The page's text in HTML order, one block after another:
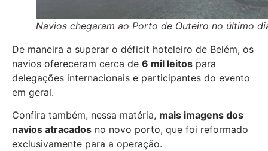
Navios chegaram ao Porto de Outeiro no último
De maneira a superar o déficit hoteleiro de Belém, os
navios ofereceram cerca de 6 mil leitos para
delegações internacionais e participantes do evento
em geral.
Confira também, nessa matéria, mais imagens dos
navios atracados no novo porto, que foi reformado
exclusivamente para a operação.